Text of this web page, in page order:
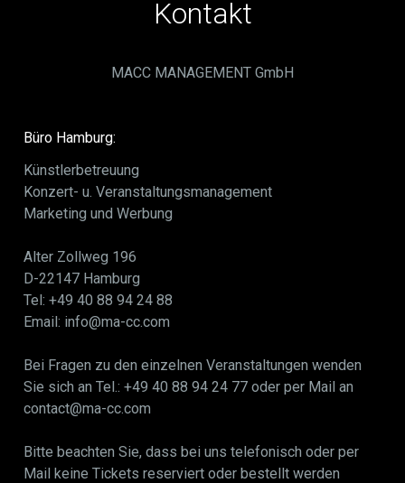
Kontakt
MACC MANAGEMENT GmbH
Büro Hamburg:
Künstlerbetreuung
Konzert- u. Veranstaltungsmanagement
Marketing und Werbung
Alter Zollweg 196
D-22147 Hamburg
Tel: +49 40 88 94 24 88
Email: info@ma-cc.com
Bei Fragen zu den einzelnen Veranstaltungen wenden
Sie sich an Tel.: +49 40 88 94 24 77 oder per Mail an
contact@ma-cc.com
Bitte beachten Sie, dass bei uns telefonisch oder per
Mail keine Tickets reserviert oder bestellt werden